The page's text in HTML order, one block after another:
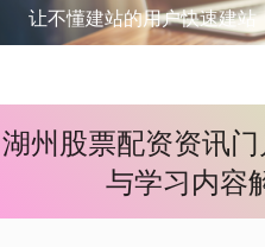
让不懂建站的用户快速建
湖州股票配资资讯
与学习内容